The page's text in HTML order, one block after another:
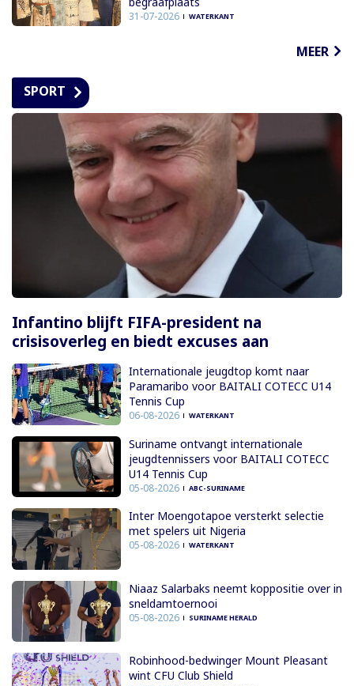
31-07-2026 WATERKANT
MEER
SPORT
Infantino blijft FIFA-president na
crisisoverleg en biedt excuses aan
Internationale jeugdtop komt naar
Paramaribo voor BAITALI COTECC U14
Tennis Cup
06-08-2026 WATERKANT
Suriname ontvangt internationale
jeugdtennissers voor BAITALI COTECC
U14 Tennis Cup
05-08-2026 ABC-SURINAME
Inter Moengotapoe versterkt selectie
met spelers uit Nigeria
05-08-2026 WATERKANT
Niaaz Salarbaks neemt koppositie over in
sneldamtoernooi
05-08-2026 SURINAME HERALD
Robinhood-bedwinger Mount Pleasant
wint CFU Club Shield